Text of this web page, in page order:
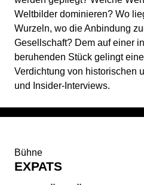
Weltbilder dominieren? Wo
Wurzeln, wo die Anbindung
Gesellschaft? Dem auf einer
beruhenden Stück gelingt
Verdichtung von historischen
und Insider-Interviews.
Bühne
EXPATS